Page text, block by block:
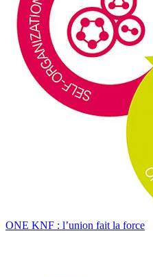
ONE KNF : l’union fait la force